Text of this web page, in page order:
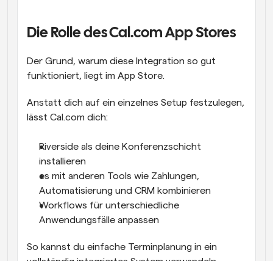
Die Rolle des Cal.com App Stores
Der Grund, warum diese Integration so gut
funktioniert, liegt im App Store.
Anstatt dich auf ein einzelnes Setup festzulegen,
lässt Cal.com dich:
Riverside als deine Konferenzschicht
installieren
es mit anderen Tools wie Zahlungen,
Automatisierung und CRM kombinieren
Workflows für unterschiedliche
Anwendungsfälle anpassen
So kannst du einfache Terminplanung in ein